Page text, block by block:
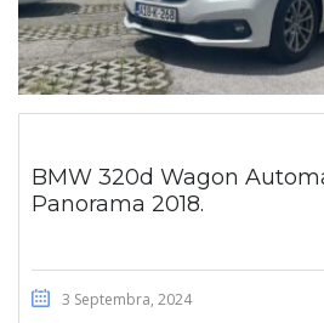
BMW 320d Wagon
Panorama 2018.
3 Septembra, 2024